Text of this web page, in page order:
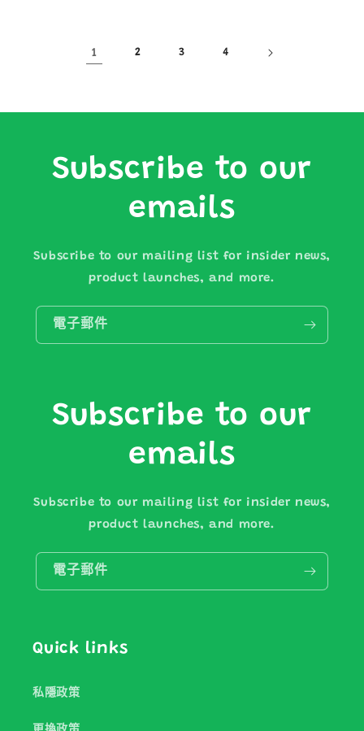
1 2 3 4
Subscribe to our
emails
Subscribe to our mailing list for insider news,
product launches, and more.
電子郵件
Subscribe to our
emails
Subscribe to our mailing list for insider news,
product launches, and more.
電子郵件
Quick links
私隱政策